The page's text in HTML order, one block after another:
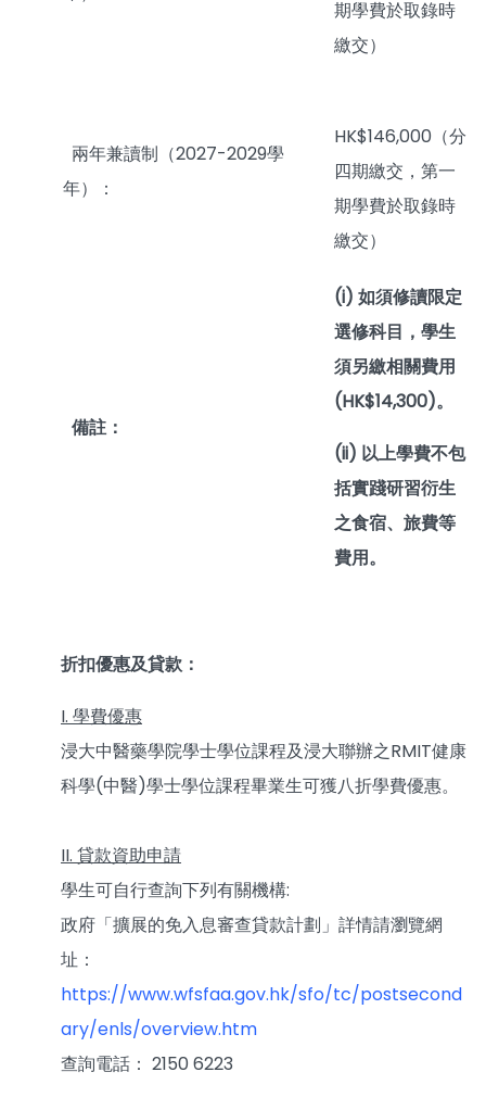
期學費於取錄時
繳交）
兩年兼讀制（2027-2029學
年）：
HK$146,000（分
四期繳交，第一
期學費於取錄時
繳交）
備註：
(i) 如須修讀限定
選修科目，學生
須另繳相關費用
(HK$14,300)。
(ii) 以上學費不包
括實踐研習衍生
之食宿、旅費等
費用。
折扣優惠及貸款：
I. 學費優惠
浸大中醫藥學院學士學位課程及浸大聯辦之RMIT健康
科學(中醫)學士學位課程畢業生可獲八折學費優惠。
II. 貸款資助申請
學生可自行查詢下列有關機構:
政府「擴展的免入息審查貸款計劃」詳情請瀏覽網
址：
https://www.wfsfaa.gov.hk/sfo/tc/postsecond
ary/enls/overview.htm
查詢電話： 2150 6223